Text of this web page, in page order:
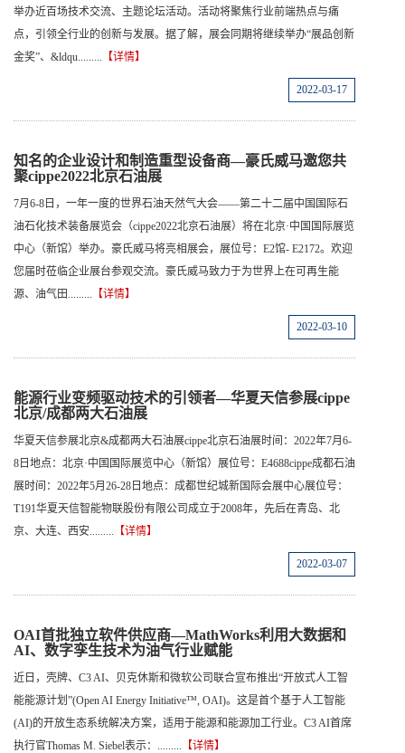
举办近百场技术交流、主题论坛活动。活动将聚焦行业前端热点与痛
点，引领全行业的创新与发展。据了解，展会同期将继续举办“展品创新
金奖”、&ldqu......... 【详情】
2022-03-17
知名的企业设计和制造重型设备商—豪氏威马邀您共
聚cippe2022北京石油展
7月6-8日，一年一度的世界石油天然气大会——第二十二届中国国际石
油石化技术装备展览会（cippe2022北京石油展）将在北京·中国国际展览
中心（新馆）举办。豪氏威马将亮相展会，展位号：E2馆- E2172。欢迎
您届时莅临企业展台参观交流。豪氏威马致力于为世界上在可再生能
源、油气田......... 【详情】
2022-03-10
能源行业变频驱动技术的引领者—华夏天信参展cippe
北京/成都两大石油展
华夏天信参展北京&成都两大石油展cippe北京石油展时间：2022年7月6-
8日地点：北京·中国国际展览中心（新馆）展位号：E4688cippe成都石油
展时间：2022年5月26-28日地点：成都世纪城新国际会展中心展位号：
T191华夏天信智能物联股份有限公司成立于2008年，先后在青岛、北
京、大连、西安......... 【详情】
2022-03-07
OAI首批独立软件供应商—MathWorks利用大数据和
AI、数字孪生技术为油气行业赋能
近日，壳牌、C3 AI、贝克休斯和微软公司联合宣布推出“开放式人工智
能能源计划”(Open AI Energy Initiative™, OAI)。这是首个基于人工智能
(AI)的开放生态系统解决方案，适用于能源和能源加工行业。C3 AI首席
执行官Thomas M. Siebel表示：......... 【详情】